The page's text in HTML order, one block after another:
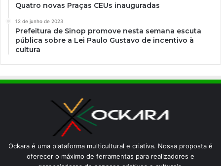
Quatro novas Praças CEUs inauguradas
12 de junho de 2023
Prefeitura de Sinop promove nesta semana escuta
pública sobre a Lei Paulo Gustavo de incentivo à
cultura
Ockara é uma plataforma multicultural e criativa. Nossa proposta é
oferecer o máximo de ferramentas para realizadores e